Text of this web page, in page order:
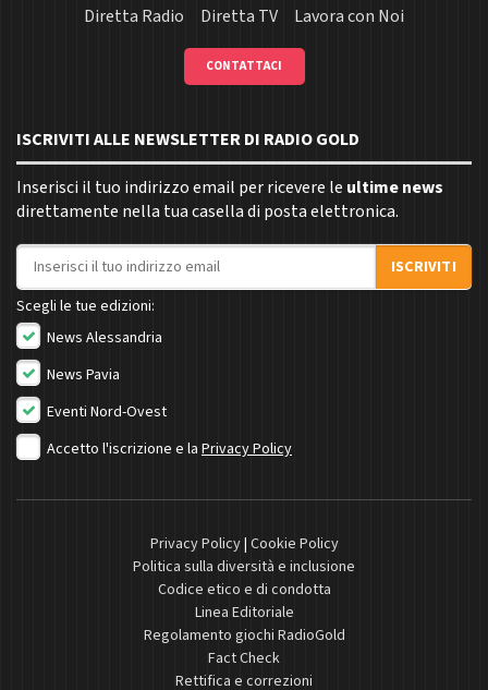
Diretta Radio
Diretta TV Lavora con Noi
CONTATTACI
ISCRIVITI ALLE NEWSLETTER DI RADIO GOLD
Inserisci il tuo indirizzo email per ricevere le ultime news
direttamente nella tua casella di posta elettronica.
Indirizzo email
ISCRIVITI
Scegli le tue edizioni:
News Alessandria
News Pavia
Eventi Nord-Ovest
Accetto l'iscrizione e la Privacy Policy
Privacy Policy| Cookie Policy
Politica sulla diversità e inclusione
Codice etico e di condotta
Linea Editoriale
Regolamento giochi RadioGold
Fact Check
Rettifica e correzioni